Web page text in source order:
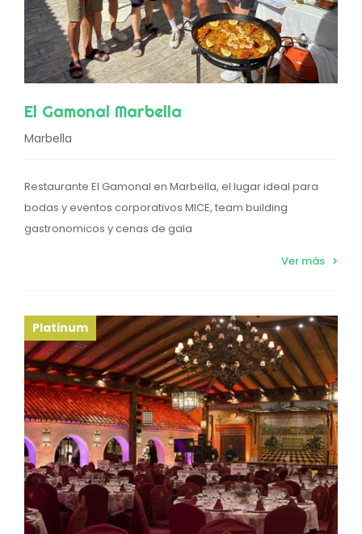
El Gamonal Marbella
Marbella
Restaurante El Gamonal en Marbella, el lugar ideal para
bodas y eventos corporativos MICE, team building
gastronomicos y cenas de gala
Ver más
Platinum